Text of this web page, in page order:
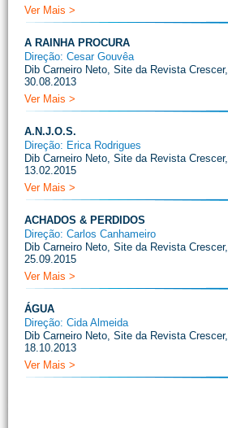
Ver Mais >
A RAINHA PROCURA
Direção: Cesar Gouvêa
Dib Carneiro Neto, Site da Revista Crescer,
30.08.2013
Ver Mais >
A.N.J.O.S.
Direção: Erica Rodrigues
Dib Carneiro Neto, Site da Revista Crescer,
13.02.2015
Ver Mais >
ACHADOS & PERDIDOS
Direção: Carlos Canhameiro
Dib Carneiro Neto, Site da Revista Crescer,
25.09.2015
Ver Mais >
ÁGUA
Direção: Cida Almeida
Dib Carneiro Neto, Site da Revista Crescer,
18.10.2013
Ver Mais >